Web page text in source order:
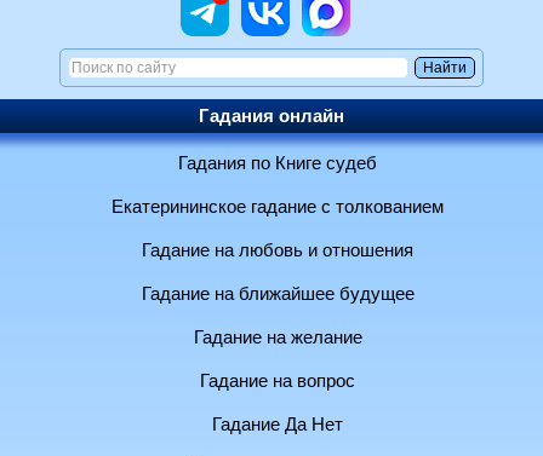
Гадания онлайн
Гадания по Книге судеб
Екатерининское гадание с толкованием
Гадание на любовь и отношения
Гадание на ближайшее будущее
Гадание на желание
Гадание на вопрос
Гадание Да Нет